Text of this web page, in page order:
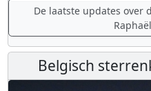
De laatste updates over
Belgisch